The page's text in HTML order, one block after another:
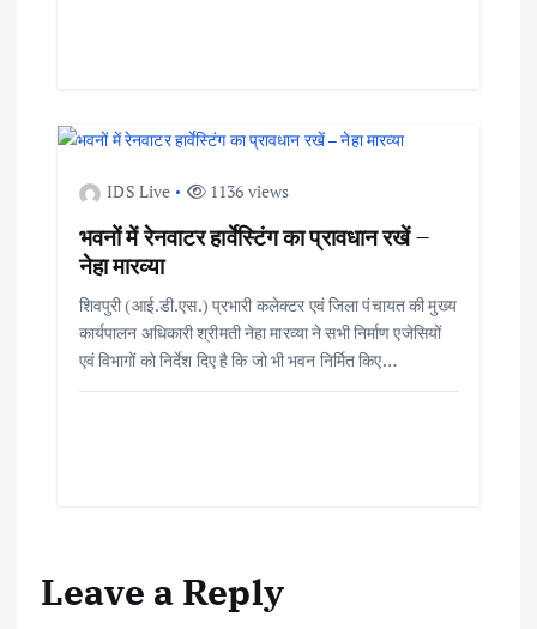
n
IDS Live 1136 views
भवनों में रेनवाटर हार्वेस्टिंग का प्रावधान रखें –
नेहा मारव्या
शिवपुरी (आई.डी.एस.) प्रभारी कलेक्टर एवं जिला पंचायत की मुख्य
कार्यपालन अधिकारी श्रीमती नेहा मारव्या ने सभी निर्माण एजेसियों
एवं विभागों को निर्देश दिए है कि जो भी भवन निर्मित किए…
Leave a Reply